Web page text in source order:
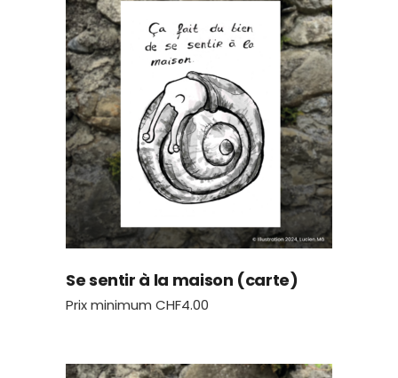
Se sentir à la maison (carte)
Prix minimum CHF4.00